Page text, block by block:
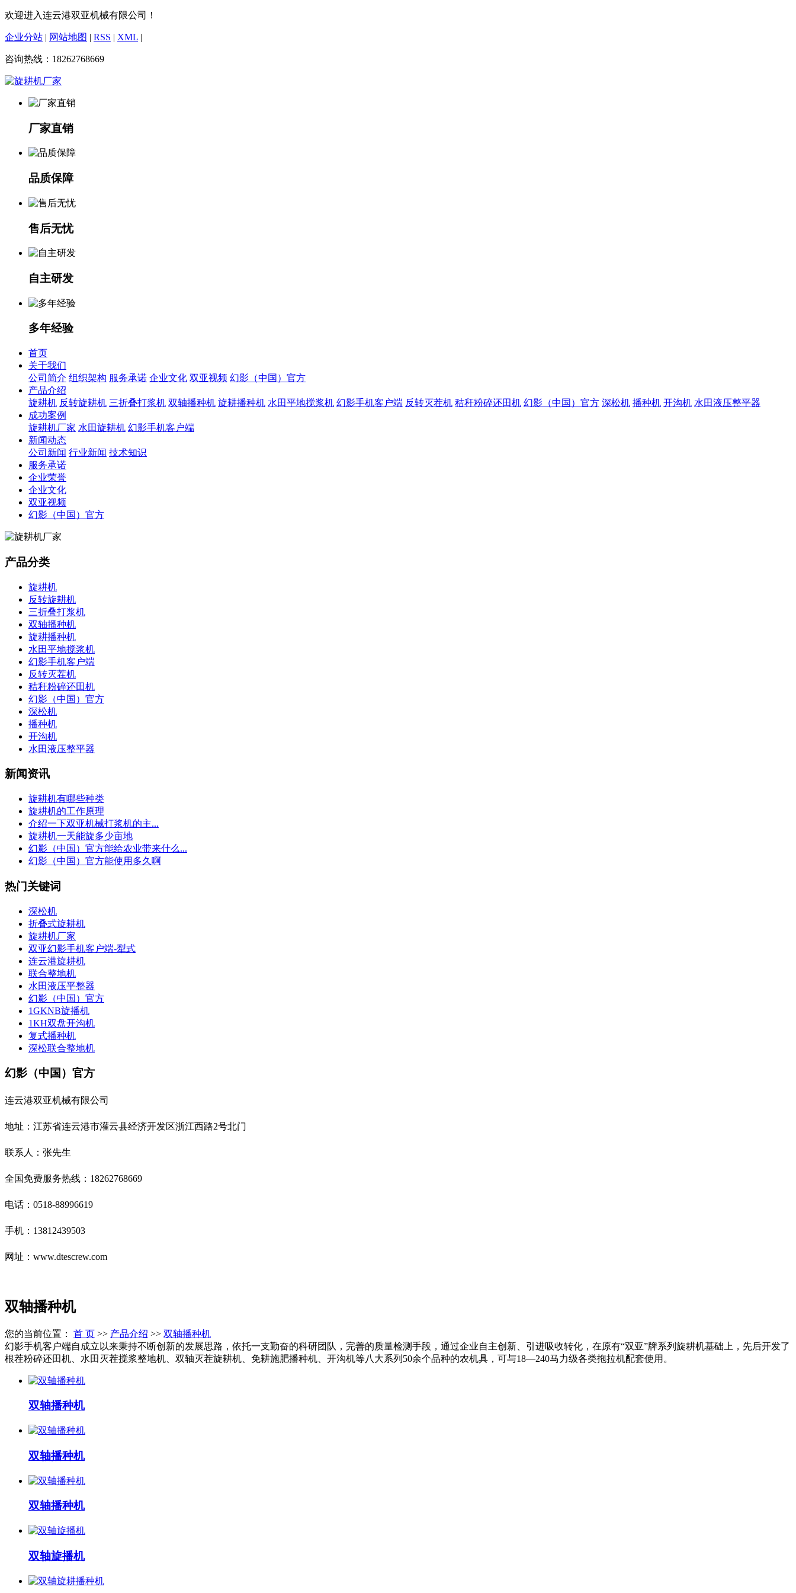
欢迎进入连云港双亚机械有限公司！
企业分站 | 网站地图 | RSS | XML |
咨询热线：18262768669
厂家直销
品质保障
售后无忧
自主研发
多年经验
首页
关于我们
公司简介 组织架构 服务承诺 企业文化 双亚视频 幻影（中国）官方
产品介绍
旋耕机 反转旋耕机 三折叠打浆机 双轴播种机 旋耕播种机 水田平地搅浆机 幻影手机客户端 反转灭茬机 秸秆粉碎还田机 幻影（中国）官方 深松机 播种机 开沟机 水田液压整平器
成功案例
旋耕机厂家 水田旋耕机 幻影手机客户端
新闻动态
公司新闻 行业新闻 技术知识
服务承诺
企业荣誉
企业文化
双亚视频
幻影（中国）官方
产品分类
旋耕机
反转旋耕机
三折叠打浆机
双轴播种机
旋耕播种机
水田平地搅浆机
幻影手机客户端
反转灭茬机
秸秆粉碎还田机
幻影（中国）官方
深松机
播种机
开沟机
水田液压整平器
新闻资讯
旋耕机有哪些种类
旋耕机的工作原理
介绍一下双亚机械打浆机的主...
旋耕机一天能旋多少亩地
幻影（中国）官方能给农业带来什么...
幻影（中国）官方能使用多久啊
热门关键词
深松机
折叠式旋耕机
旋耕机厂家
双亚幻影手机客户端-犁式
连云港旋耕机
联合整地机
水田液压平整器
幻影（中国）官方
1GKNB旋播机
1KH双盘开沟机
复式播种机
深松联合整地机
幻影（中国）官方
连云港双亚机械有限公司
地址：江苏省连云港市灌云县经济开发区浙江西路2号北门
联系人：张先生
全国免费服务热线：18262768669
电话：0518-88996619
手机：13812439503
网址：www.dtescrew.com
双轴播种机
您的当前位置： 首 页 >> 产品介绍 >> 双轴播种机
幻影手机客户端自成立以来秉持不断创新的发展思路，依托一支勤奋的科研团队，完善的质量检测手段，通过企业自主创新、引进吸收转化，在原有“双亚”牌系列旋耕机基础上，先后开发了
根茬粉碎还田机、水田灭茬搅浆整地机、双轴灭茬旋耕机、免耕施肥播种机、开沟机等八大系列50余个品种的农机具，可与18—240马力级各类拖拉机配套使用。
双轴播种机
双轴播种机
双轴播种机
双轴旋播机